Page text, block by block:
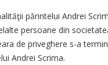
părintelui Andrei
persoane din
de priveghere s-a
Andrei Scrima.